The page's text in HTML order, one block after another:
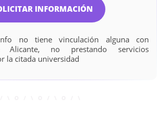
INFORMACIÓN
no tiene vinculación alguna con
Alicante, no prestando servicios
la citada universidad